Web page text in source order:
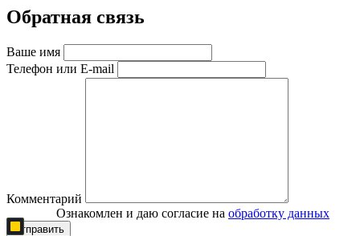
Обратная связь
Ваше имя
Телефон или E-mail
Комментарий
Ознакомлен и даю согласие на обработку данных
Отправить